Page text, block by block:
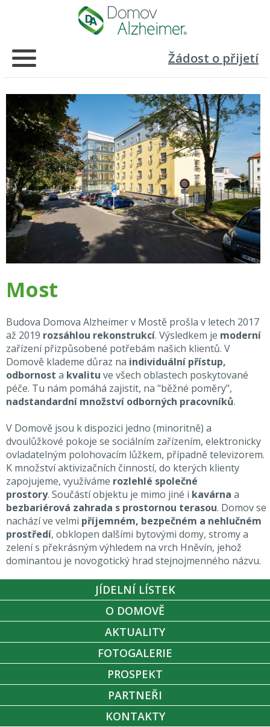
Žádost o přijetí
Most
Budova Domova Alzheimer v Mostě prošla v letech 2017
až 2019 rozsáhlou rekonstrukcí. Výsledkem je moderní
zařízení přizpůsobené potřebám našich klientů. V
Domově klademe důraz na individuální přístup,
odbornost a kvalitu ve všech oblastech poskytované
péče. Tu nám pomáhá zajistit, na "běžné poměry",
nadstandardní množství odborných pracovníků.
V Domově jsou k dispozici jedno (minoritně) a
dvoulůžkové pokoje se sociálním zařízením, elektronicky
ovladatelným polohovacím lůžkem, případně televizorem.
K množství aktivizačních činností, do kterých klienty
zapojujeme, využíváme rozlehlé společné
prostory. Součástí objektu je mimo jiné i kavárna a
bezbariérová zahrada s prostornou terasou. Domov se
nachází ve velmi příjemném, bezpečném a nehlučném
prostředí, obklopen dalšími bytovými domy, stromy a
zelení s překrásným výhledem na vrch Hněvín, jehož
dominantou je novogotický hrad stejnojmenného názvu.
JÍDELNÍ LÍSTEK
O DOMOVĚ
AKTUALITY
FOTOGALERIE
PROSPEKT
PARTNEŘI
KONTAKTY